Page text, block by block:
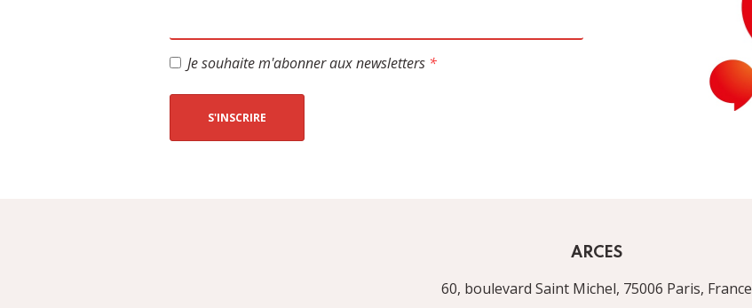
Je souhaite m'abonner aux newsletters *
S'INSCRIRE
ARCES
60, boulevard Saint Michel, 75006 Paris, France